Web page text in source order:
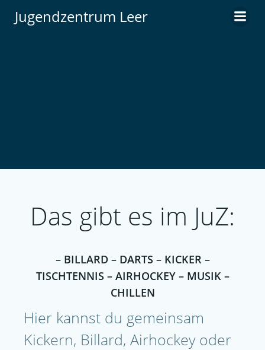
Inhalt
Jugendzentrum Leer
Das gibt es im JuZ:
– BILLARD – DARTS – KICKER –
TISCHTENNIS – AIRHOCKEY – MUSIK –
CHILLEN
Hier kannst du gemeinsam
Kickern, Billard, Airhockey oder